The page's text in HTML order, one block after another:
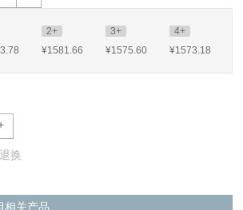
2+ 3+
4+
.78 ¥1581.66 ¥1575.60 ¥1573.18
换
相关产品